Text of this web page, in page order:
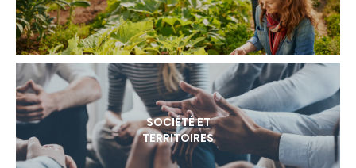
SOCIÉTÉ ET
TERRITOIRES